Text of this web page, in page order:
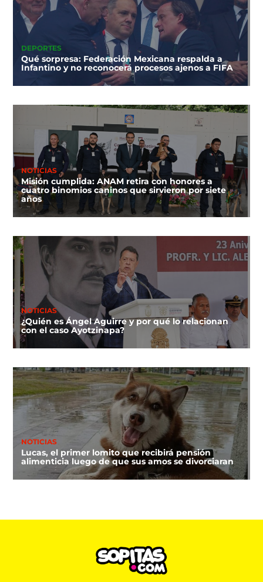
DEPORTES
Qué sorpresa: Federación Mexicana respalda a
Infantino y no reconocerá procesos ajenos a FIFA
NOTICIAS
Misión cumplida: ANAM retira con honores a
cuatro binomios caninos que sirvieron por siete
años
NOTICIAS
¿Quién es Ángel Aguirre y por qué lo relacionan
con el caso Ayotzinapa?
NOTICIAS
Lucas, el primer lomito que recibirá pensión
alimenticia luego de que sus amos se divorciaran